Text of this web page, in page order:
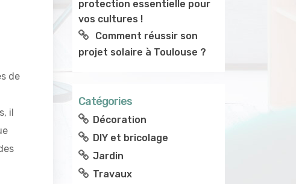
de
il
protection essentielle pour
vos cultures !
Comment réussir son
projet solaire à Toulouse ?
Catégories
Décoration
DIY et bricolage
Jardin
Travaux